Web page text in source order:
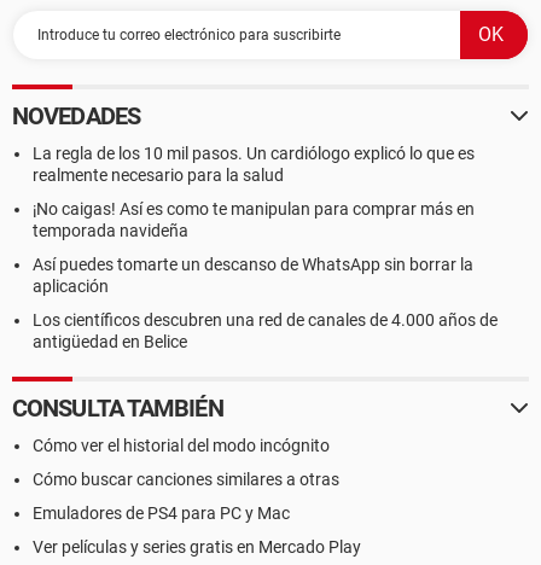
NOVEDADES
La regla de los 10 mil pasos. Un cardiólogo explicó lo que es
realmente necesario para la salud
¡No caigas! Así es como te manipulan para comprar más en
temporada navideña
Así puedes tomarte un descanso de WhatsApp sin borrar la
aplicación
Los científicos descubren una red de canales de 4.000 años de
antigüedad en Belice
CONSULTA TAMBIÉN
Cómo ver el historial del modo incógnito
Cómo buscar canciones similares a otras
Emuladores de PS4 para PC y Mac
Ver películas y series gratis en Mercado Play